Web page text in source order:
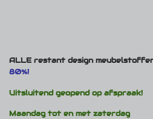
ALLE restant design
80%!
Uitsluitend geopend op afspraak!
Maandag tot en met zaterdag